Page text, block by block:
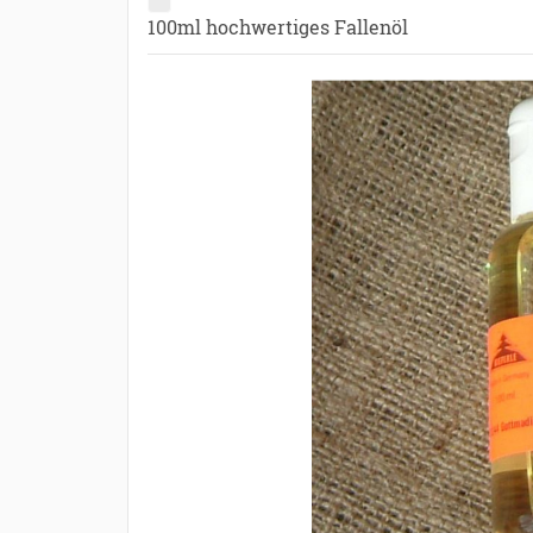
100ml hochwertiges Fallenöl